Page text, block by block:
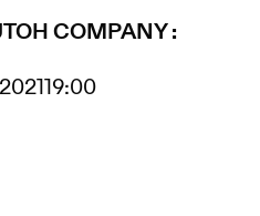
COMPANY :
19:00